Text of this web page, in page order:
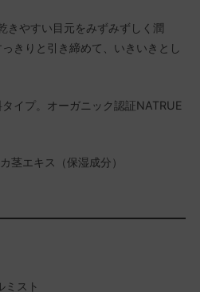
きやすい目元をみずみずしく潤
きりと引き締めて、いきいきとし
イプ。オーガニック認証NATRUE
茎エキス（保湿成分）
ミスト